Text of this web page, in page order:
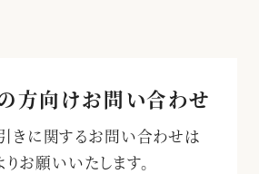
方向けお問い合わせ
きに関するお問い合わせは
お願いいたします。